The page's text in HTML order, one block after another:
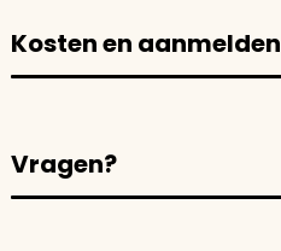
Kosten en aanmelden
Vragen?